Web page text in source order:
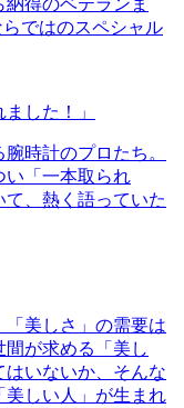
得のベテランま
ではのスペシャル
した！」
時計のプロたち。
い「一本取られ
、熱く語っていた
「美しさ」の需要は
が求める「美し
はいないか、そんな
美しい人」が生まれ